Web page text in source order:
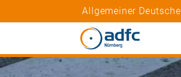
Allgemeiner